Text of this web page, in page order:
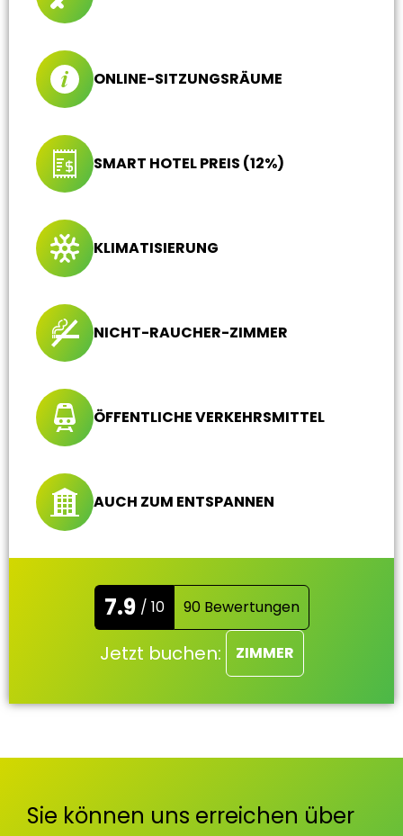
ONLINE-SITZUNGSRÄUME
SMART HOTEL PREIS (12%)
KLIMATISIERUNG
NICHT-RAUCHER-ZIMMER
ÖFFENTLICHE VERKEHRSMITTEL
AUCH ZUM ENTSPANNEN
7.9 / 10 90 Bewertungen
Jetzt buchen: ZIMMER
Sie können uns erreichen über